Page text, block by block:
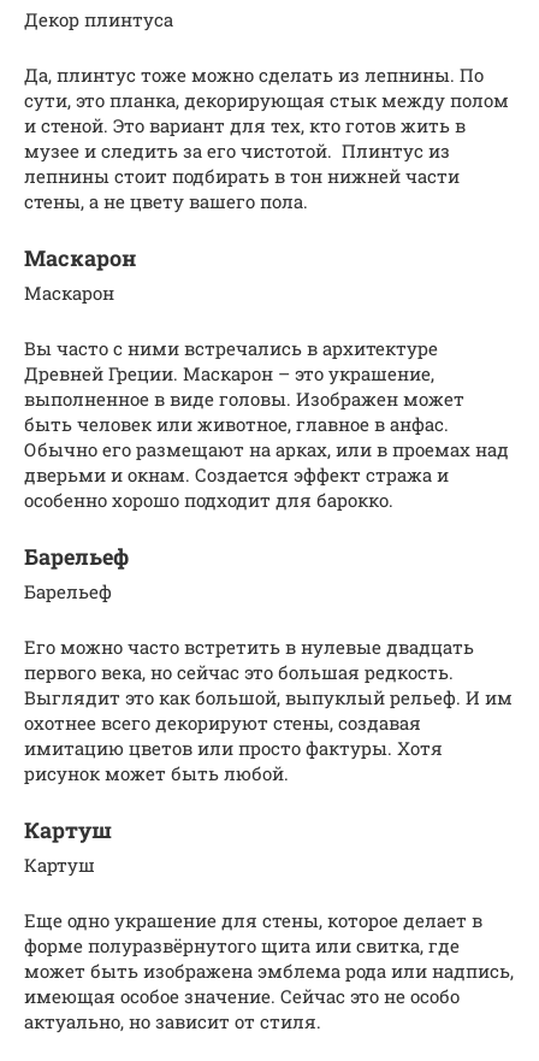
Декор плинтуса
Да, плинтус тоже можно сделать из лепнины. По
сути, это планка, декорирующая стык между полом
и стеной. Это вариант для тех, кто готов жить в
музее и следить за его чистотой. Плинтус из
лепнины стоит подбирать в тон нижней части
стены, а не цвету вашего пола.
Маскарон
Маскарон
Вы часто с ними встречались в архитектуре
Древней Греции. Маскарон – это украшение,
выполненное в виде головы. Изображен может
быть человек или животное, главное в анфас.
Обычно его размещают на арках, или в проемах над
дверьми и окнам. Создается эффект стража и
особенно хорошо подходит для барокко.
Барельеф
Барельеф
Его можно часто встретить в нулевые двадцать
первого века, но сейчас это большая редкость.
Выглядит это как большой, выпуклый рельеф. И им
охотнее всего декорируют стены, создавая
имитацию цветов или просто фактуры. Хотя
рисунок может быть любой.
Картуш
Картуш
Еще одно украшение для стены, которое делает в
форме полуразвёрнутого щита или свитка, где
может быть изображена эмблема рода или надпись,
имеющая особое значение. Сейчас это не особо
актуально, но зависит от стиля.